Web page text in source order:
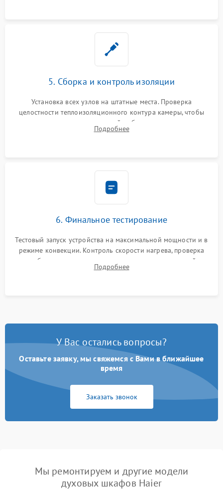
5. Сборка и контроль изоляции
Установка всех узлов на штатные места. Проверка
целостности теплоизоляционного контура камеры, чтобы
исключить перегрев кухонной мебели и потерю тепла.
Надежная фиксация клемм и сборка корпуса шкафа.
Подробнее
6. Финальное тестирование
Тестовый запуск устройства на максимальной мощности и в
режиме конвекции. Контроль скорости нагрева, проверка
срабатывания термостата при достижении заданной
температуры и тест на отсутствие утечек тока.
Подробнее
У Вас остались вопросы?
Оставьте заявку, мы свяжемся с Вами в ближайшее
время
Заказать звонок
Мы ремонтируем и другие модели
духовых шкафов Haier